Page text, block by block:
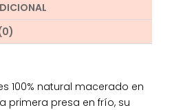
100% natural macerado en
primera presa en frío, su